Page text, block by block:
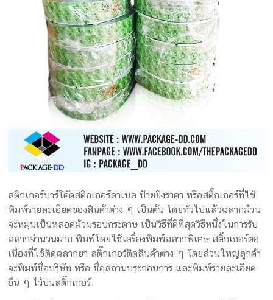
Packaging
กล่อง
กล่อง
เครื่อง
สำ
อางค์
รับ
ทำ
กล่อง
สติกเกอร์บาร์โค้ดสติกเกอร์ลาเบล ป้ายยิงราคา หรือสติ๊กเกอร์ที่ใช้
พิมพ์รายละเอียดของสินค้าต่าง ๆ เป็นต้น โดยทั่วไปแล้วฉลากม้วน
จะหมุนเป็นหลอดม้วนรอบกระดาษ เป็นวิธีที่ดีที่สุดวิธีหนึ่งในการรับ
ฉลากจำนวนมาก พิมพ์โดยใช้เครื่องพิมพ์ฉลากพิเศษ สติ๊กเกอร์ต่อ
เนื่องที่ใช้ติดฉลากยา สติ๊กเกอร์ติดสินค้าต่าง ๆ โดยส่วนใหญ่ลูกค้า
จะพิมพ์ชื่อบริษัท หรือ ชื่อสถานประกอบการ และพิมพ์รายละเอียด
อื่น ๆ ไว้บนสติ๊กเกอร์